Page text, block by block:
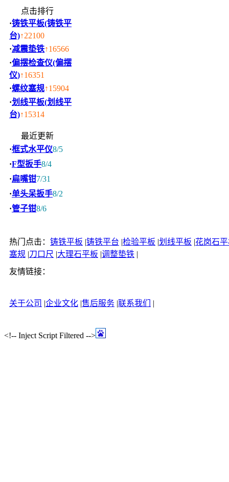
点击排行
·铸铁平板(铸铁平
台)↑22100
·减震垫铁↑16566
·偏摆检查仪(偏摆
仪)↑16351
·螺纹塞规↑15904
·划线平板(划线平
台)↑15314
最近更新
·框式水平仪8/5
·F型扳手8/4
·扁嘴钳7/31
·单头呆扳手8/2
·管子钳8/6
热门点击： 铸铁平板 |铸铁平台 |检验平板 |划线平板 |花岗石
塞规 |刀口尺 |大理石平板 |调整垫铁 |
友情链接：
关于公司 |企业文化 |售后服务 |联系我们 |
<!-- Inject Script Filtered -->